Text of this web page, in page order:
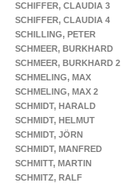
SCHIFFER, CLAUDIA 3
SCHIFFER, CLAUDIA 4
SCHILLING, PETER
SCHMEER, BURKHARD
SCHMEER, BURKHARD 2
SCHMELING, MAX
SCHMELING, MAX 2
SCHMIDT, HARALD
SCHMIDT, HELMUT
SCHMIDT, JÖRN
SCHMIDT, MANFRED
SCHMITT, MARTIN
SCHMITZ, RALF